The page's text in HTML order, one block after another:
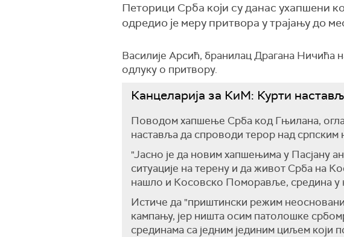
Петорици Срба који су данас ухапшени
одредио је меру притвора у трајању до
Василије Арсић, бранилац Драгана Ничића
одлуку о притвору.
Канцеларија за КиМ: Курти
Поводом хапшење Срба код Гњилана,
наставља да спроводи терор над
"Јасно је да новим хапшењима у Пасјану
ситуације на терену и да живот Срба на
нашло и Косовско Поморавље, средина у
Истиче да "приштински режим
кампању, јер ништа осим патолошке
срединама са једним јединим циљем